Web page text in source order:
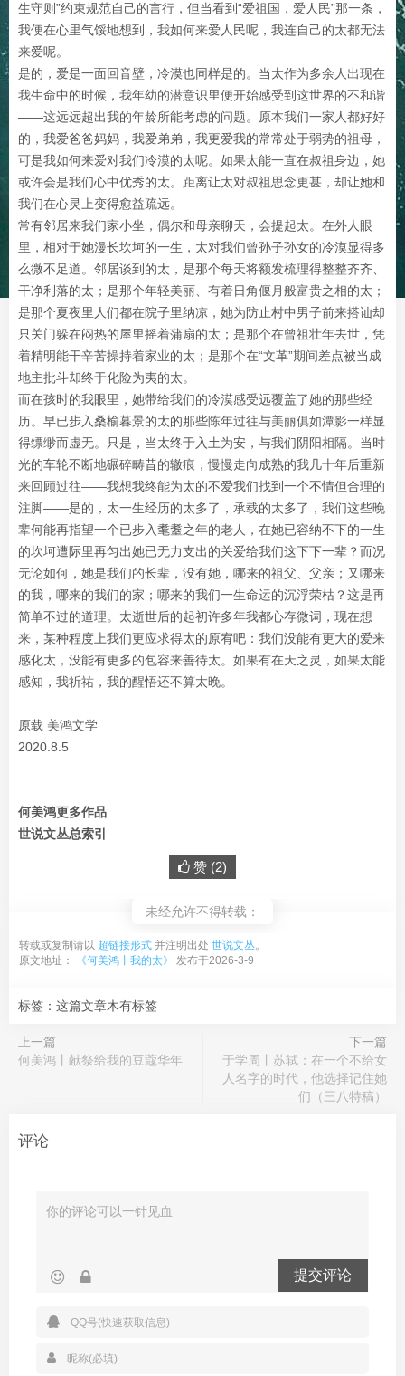
生守则”约束规范自己的言行，但当看到“爱祖国，爱人民”那一条，
我便在心里气馁地想到，我如何来爱人民呢，我连自己的太都无法
来爱呢。
是的，爱是一面回音壁，冷漠也同样是的。当太作为多余人出现在
我生命中的时候，我年幼的潜意识里便开始感受到这世界的不和谐
——这远远超出我的年龄所能考虑的问题。原本我们一家人都好好
的，我爱爸爸妈妈，我爱弟弟，我更爱我的常常处于弱势的祖母，
可是我如何来爱对我们冷漠的太呢。如果太能一直在叔祖身边，她
或许会是我们心中优秀的太。距离让太对叔祖思念更甚，却让她和
我们在心灵上变得愈益疏远。
常有邻居来我们家小坐，偶尔和母亲聊天，会提起太。在外人眼
里，相对于她漫长坎坷的一生，太对我们曾孙子孙女的冷漠显得多
么微不足道。邻居谈到的太，是那个每天将额发梳理得整整齐齐、
干净利落的太；是那个年轻美丽、有着日角偃月般富贵之相的太；
是那个夏夜里人们都在院子里纳凉，她为防止村中男子前来搭讪却
只关门躲在闷热的屋里摇着蒲扇的太；是那个在曾祖壮年去世，凭
着精明能干辛苦操持着家业的太；是那个在“文革”期间差点被当成
地主批斗却终于化险为夷的太。
而在孩时的我眼里，她带给我们的冷漠感受远覆盖了她的那些经
历。早已步入桑榆暮景的太的那些陈年过往与美丽俱如潭影一样显
得缥缈而虚无。只是，当太终于入土为安，与我们阴阳相隔。当时
光的车轮不断地碾碎畴昔的辙痕，慢慢走向成熟的我几十年后重新
来回顾过往——我想我终能为太的不爱我们找到一个不情但合理的
注脚——是的，太一生经历的太多了，承载的太多了，我们这些晚
辈何能再指望一个已步入耄耋之年的老人，在她已容纳不下的一生
的坎坷遭际里再匀出她已无力支出的关爱给我们这下下一辈？而况
无论如何，她是我们的长辈，没有她，哪来的祖父、父亲；又哪来
的我，哪来的我们的家；哪来的我们一生命运的沉浮荣枯？这是再
简单不过的道理。太逝世后的起初许多年我都心存微词，现在想
来，某种程度上我们更应求得太的原宥吧：我们没能有更大的爱来
感化太，没能有更多的包容来善待太。如果有在天之灵，如果太能
感知，我祈祐，我的醒悟还不算太晚。
原载 美鸿文学
2020.8.5
何美鸿更多作品
世说文丛总索引
赞 (2)
未经允许不得转载：
转载或复制请以 超链接形式 并注明出处 世说文丛。
原文地址：
《何美鸿丨我的太》 发布于2026-3-9
标签：这篇文章木有标签
上一篇
何美鸿丨献祭给我的豆蔻华年
下一篇
于学周丨苏轼：在一个不给女
人名字的时代，他选择记住她
们（三八特稿）
评论
提交评论